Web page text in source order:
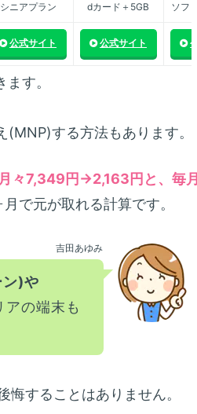
シニアプラン dカード＋5GB ソフ
公式サイト 公式サイト
す。
(MNP)する方法もあります。
月々7,349円→2,163円と、毎月
で元が取れる計算です。
吉田あゆみ
)や
アの端末も
することはありません。